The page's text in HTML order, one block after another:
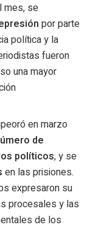
mes, se
por parte
política y la
fueron
una mayor
en marzo
de
políticos, y se
en las prisiones.
expresaron su
procesales y las
de los